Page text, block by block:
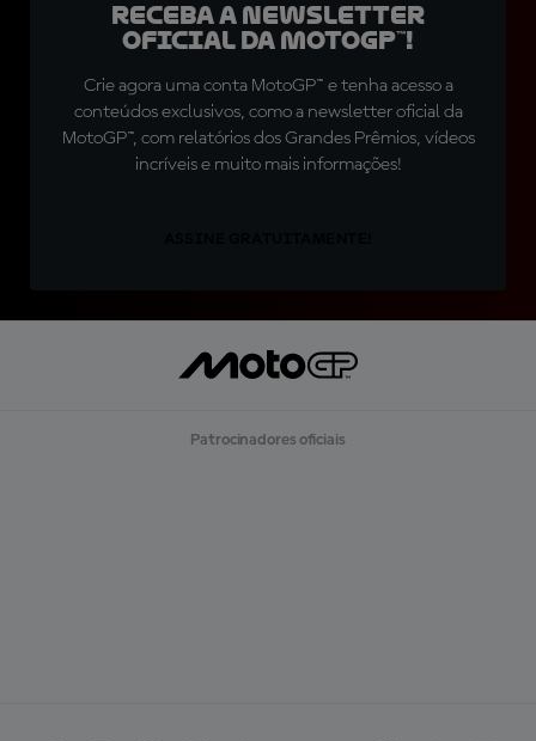
Receba a newsletter
oficial da MotoGP™!
Crie agora uma conta MotoGP™ e tenha acesso a
conteúdos exclusivos, como a newsletter oficial da
MotoGP™, com relatórios dos Grandes Prêmios, vídeos
incríveis e muito mais informações!
Patrocinadores oficiais